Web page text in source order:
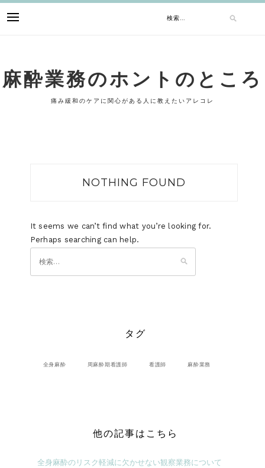
to
麻酔業務のホントのところ
痛み緩和のケアに関心がある人に教えたいアレコレ
NOTHING FOUND
It seems we can’t find what you’re looking for.
Perhaps searching can help.
索:
タグ
全身麻酔 周麻酔期看護師 看護師 麻酔業務
他の記事はこちら
全身麻酔のリスク軽減に欠かせない観察業務について